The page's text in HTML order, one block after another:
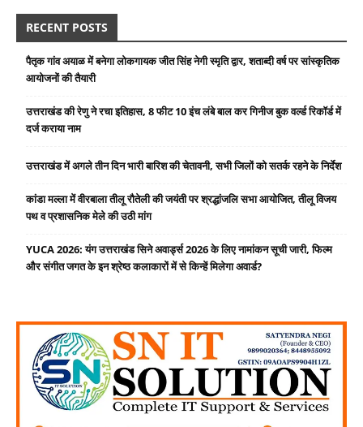
RECENT POSTS
पैतृक गांव अयाळ में बनेगा लोकगायक जीत सिंह नेगी स्मृति द्वार, शताब्दी वर्ष पर सांस्कृतिक
आयोजनों की तैयारी
उत्तराखंड की रेणु ने रचा इतिहास, 8 फीट 10 इंच लंबे बाल कर गिनीज बुक वर्ल्ड रिकॉर्ड में
दर्ज कराया नाम
उत्तराखंड में अगले तीन दिन भारी बारिश की चेतावनी, सभी जिलों को सतर्क रहने के निर्देश
कांडा मल्ला में वीरबाला तीलू रौतेली की जयंती पर श्रद्धांजलि सभा आयोजित, तीलू विजय
पथ व प्रशासनिक मेले की उठी मांग
YUCA 2026: यंग उत्तराखंड सिने अवार्ड्स 2026 के लिए नामांकन सूची जारी, फिल्म
और संगीत जगत के इन श्रेष्ठ कलाकारों में से किन्हें मिलेगा अवार्ड?